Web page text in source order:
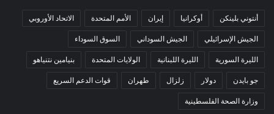
أنتوني بلينكن أوكرانيا إيران الأمم المتحدة الاتحاد الأوروبي
الجيش الإسرائيلي الجيش السوداني السوق السوداء
الليرة السورية الليرة اللبنانية الولايات المتحدة بنيامين نتنياهو
جو بايدن دولار زلزال طهران قوات الدعم السريع
وزارة الصحة الفلسطينية